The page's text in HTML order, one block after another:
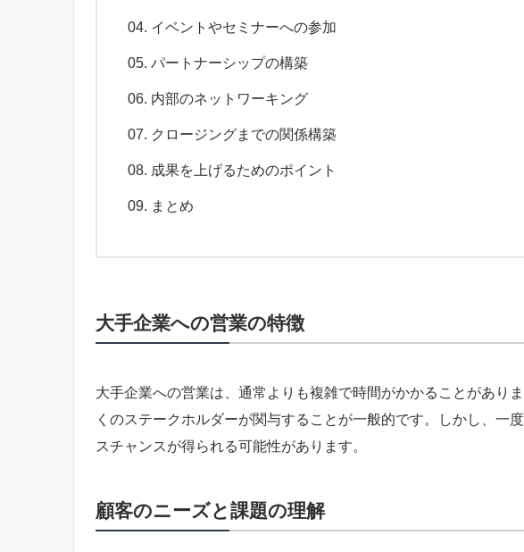
イベントやセミナーへの参加
パートナーシップの構築
内部のネットワーキング
クロージングまでの関係構築
成果を上げるためのポイント
まとめ
大手企業への営業の特徴
大手企業への営業は、通常よりも複雑で時間がかかることがあり
くのステークホルダーが関与することが一般的です。しかし、一
スチャンスが得られる可能性があります。
顧客のニーズと課題の理解